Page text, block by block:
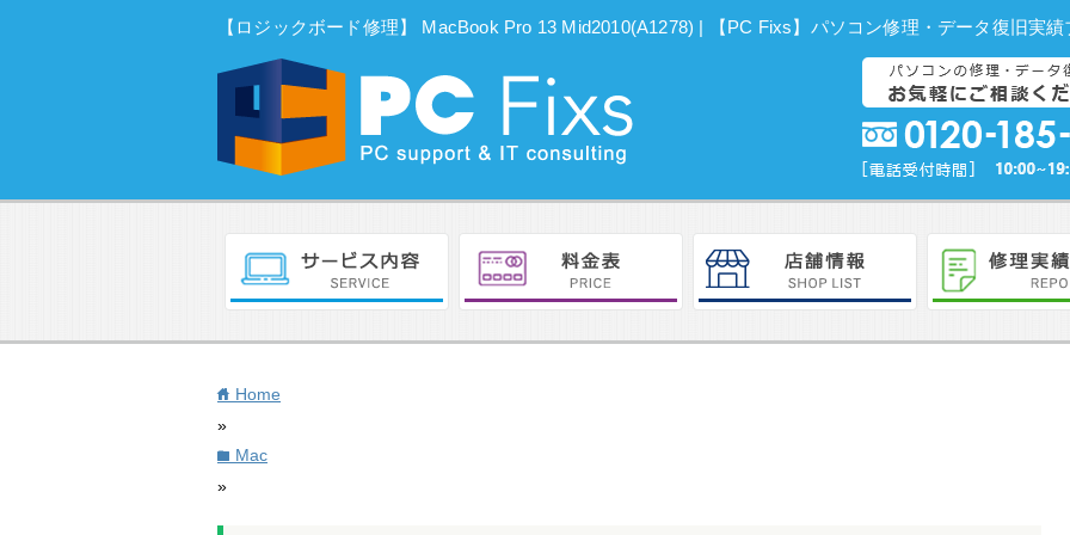
【ロジックボード修理】 MacBook Pro 13 Mid2010(A1278) | 【PC Fixs】パソコン修理・データ復旧実績
home Home
»
folder Mac
»